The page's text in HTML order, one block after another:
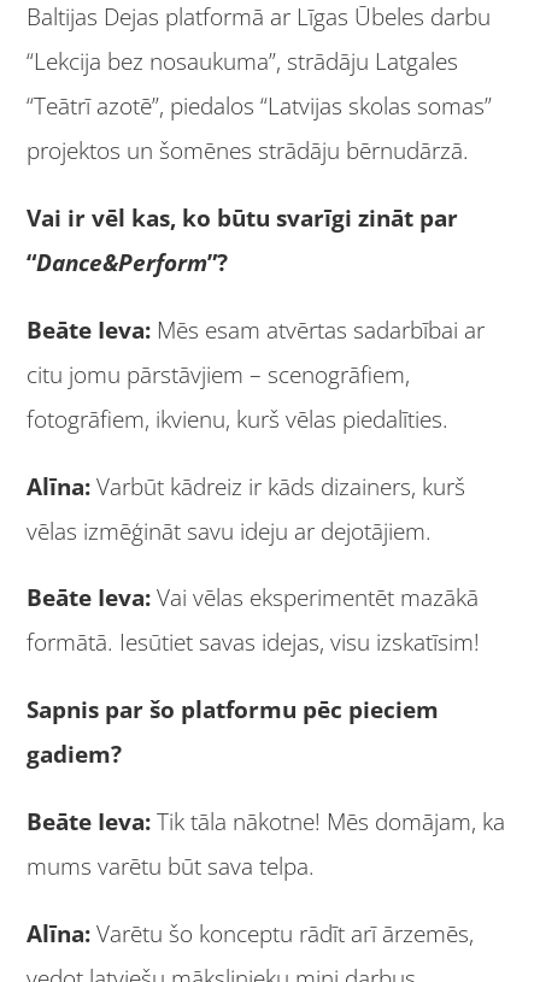
Baltijas Dejas platformā ar Līgas Ūbeles darbu
“Lekcija bez nosaukuma”, strādāju Latgales
“Teātrī azotē”, piedalos “Latvijas skolas somas”
projektos un šomēnes strādāju bērnudārzā.
Vai ir vēl kas, ko būtu svarīgi zināt par
“Dance&Perform”?
Beāte Ieva: Mēs esam atvērtas sadarbībai ar
citu jomu pārstāvjiem – scenogrāfiem,
fotogrāfiem, ikvienu, kurš vēlas piedalīties.
Alīna:Varbūt kādreiz ir kāds dizainers, kurš
vēlas izmēģināt savu ideju ar dejotājiem.
Beāte Ieva:Vai vēlas eksperimentēt mazākā
formātā. Iesūtiet savas idejas, visu izskatīsim!
Sapnis par šo platformu pēc pieciem
gadiem?
Beāte Ieva:Tik tāla nākotne! Mēs domājam, ka
mums varētu būt sava telpa.
Alīna:Varētu šo konceptu rādīt arī ārzemēs,